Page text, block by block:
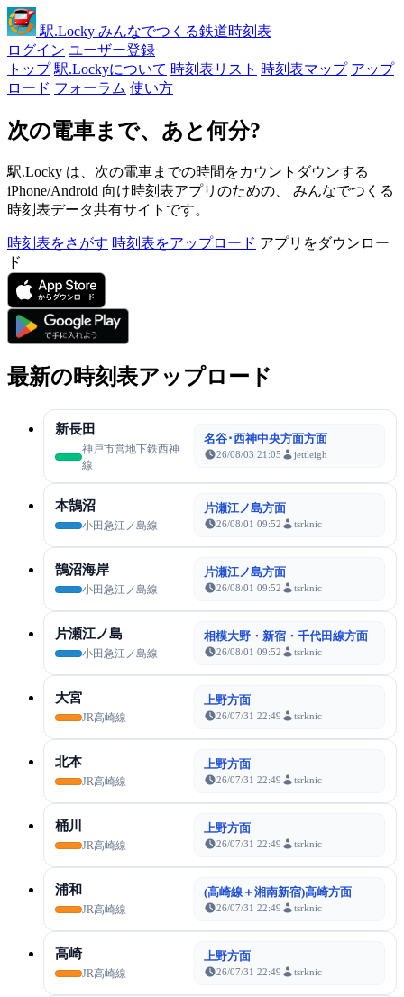
駅.Locky みんなでつくる鉄道時刻表
ログイン ユーザー登録
トップ 駅.Lockyについて 時刻表リスト 時刻表マップ アップ
ロード フォーラム 使い方
次の電車まで、あと何分?
駅.Locky は、次の電車までの時間をカウントダウンする
iPhone/Android 向け時刻表アプリのための、 みんなでつくる
時刻表データ共有サイトです。
時刻表をさがす 時刻表をアップロード アプリをダウンロー
ド
最新の時刻表アップロード
新長田
神戸市営地下鉄西神
線
名谷･西神中央方面方面
26/08/03 21:05 jettleigh
本鵠沼
小田急江ノ島線
片瀬江ノ島方面
26/08/01 09:52 tsrknic
鵠沼海岸
小田急江ノ島線
片瀬江ノ島方面
26/08/01 09:52 tsrknic
片瀬江ノ島
小田急江ノ島線
相模大野・新宿・千代田線方面
26/08/01 09:52 tsrknic
大宮
JR高崎線
上野方面
26/07/31 22:49 tsrknic
北本
JR高崎線
上野方面
26/07/31 22:49 tsrknic
桶川
JR高崎線
上野方面
26/07/31 22:49 tsrknic
浦和
JR高崎線
(高崎線＋湘南新宿)高崎方面
26/07/31 22:49 tsrknic
高崎
JR高崎線
上野方面
26/07/31 22:49 tsrknic